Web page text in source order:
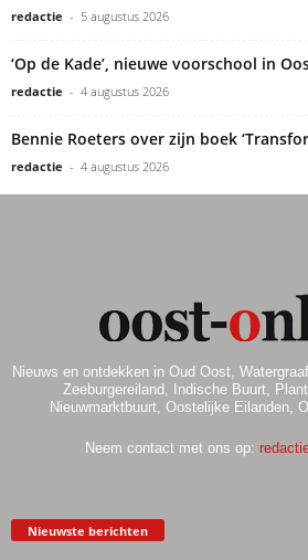
redactie - 5 augustus 2026
‘Op de Kade’, nieuwe voorschool in
redactie - 4 augustus 2026
Bennie Roeters over zijn boek
redactie - 4 augustus 2026
Nieuws en ontdekken in Oud Oost,
Zeeburgereiland, Indische Buurt,
Nieuwmarktbuurt, Oostelijke Eilanden,
Neem contact met ons op:
Nieuwste berichten